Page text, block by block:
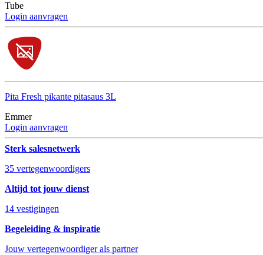
Tube
Login aanvragen
Pita Fresh pikante pitasaus 3L
Emmer
Login aanvragen
Sterk salesnetwerk
35 vertegenwoordigers
Altijd tot jouw dienst
14 vestigingen
Begeleiding & inspiratie
Jouw vertegenwoordiger als partner